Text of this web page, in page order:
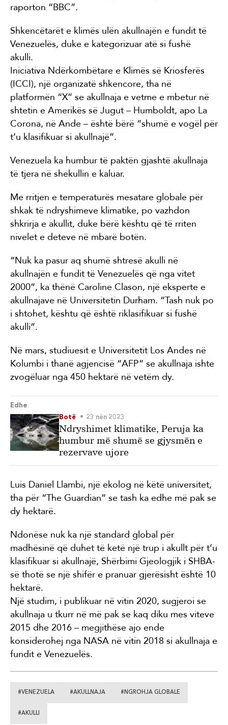
raporton “BBC”.
Shkencëtarët e klimës ulën akullnajën e fundit të
Venezuelës, duke e kategorizuar atë si fushë
akulli.
Iniciativa Ndërkombëtare e Klimës së Kriosferës
(ICCI), një organizatë shkencore, tha në
platformën “X” se akullnaja e vetme e mbetur në
shtetin e Amerikës së Jugut – Humboldt, apo La
Corona, në Ande – është bërë “shumë e vogël për
t’u klasifikuar si akullnajë”.
Venezuela ka humbur të paktën gjashtë akullnaja
të tjera në shekullin e kaluar.
Me rritjen e temperaturës mesatare globale për
shkak të ndryshimeve klimatike, po vazhdon
shkrirja e akullit, duke bërë kështu që të rriten
nivelet e deteve në mbarë botën.
“Nuk ka pasur aq shumë shtresë akulli në
akullnajën e fundit të Venezuelës që nga vitet
2000”, ka thënë Caroline Clason, një eksperte e
akullnajave në Universitetin Durham. “Tash nuk po
i shtohet, kështu që është riklasifikuar si fushë
akulli”.
Në mars, studiuesit e Universitetit Los Andes në
Kolumbi i thanë agjencisë “AFP” se akullnaja ishte
zvogëluar nga 450 hektarë në vetëm dy.
Edhe
Botë
23 nën 2023
Ndryshimet klimatike, Peruja ka
humbur më shumë se gjysmën e
rezervave ujore
Luis Daniel Llambi, një ekolog në këtë universitet,
tha për “The Guardian” se tash ka edhe më pak se
dy hektarë.
Ndonëse nuk ka një standard global për
madhësinë që duhet të ketë një trup i akullt për t’u
klasifikuar si akullnajë, Shërbimi Gjeologjik i SHBA-
së thotë se një shifër e pranuar gjerësisht është 10
hektarë.
Një studim, i publikuar në vitin 2020, sugjeroi se
akullnaja u tkurr në më pak se kaq diku mes viteve
2015 dhe 2016 – megjithëse ajo ende
konsiderohej nga NASA në vitin 2018 si akullnaja e
fundit e Venezuelës.
#VENEZUELA #AKULLNAJA #NGROHJA GLOBALE
#AKULLI